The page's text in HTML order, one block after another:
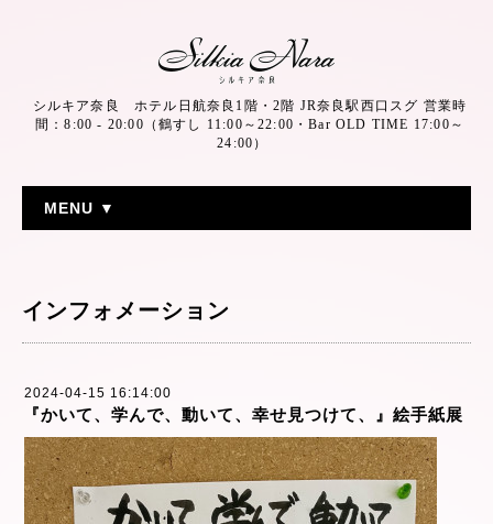
シルキア奈良 ホテル日航奈良1階・2階 JR奈良駅西口スグ 営業時
間：8:00 - 20:00（鶴すし 11:00～22:00・Bar OLD TIME 17:00～
24:00）
MENU ▼
インフォメーション
2024-04-15 16:14:00
『かいて、学んで、動いて、幸せ見つけて、』絵手紙展